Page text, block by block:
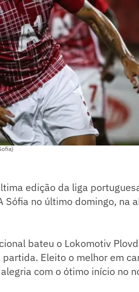
edição da liga
Sófia no último domingo, na
bateu o Lokomotiv
Eleito o melhor em
com o ótimo início no